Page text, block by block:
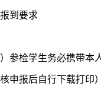
要求
检学生务必携带本人
申报后自行下载打印